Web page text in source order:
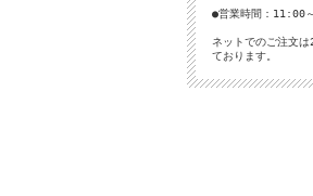
●営業時間：11:00
ネットでのご注文は
ております。